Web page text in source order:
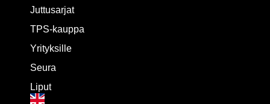
Juttusarjat
TPS-kauppa
Yrityksille
Seura
Liput